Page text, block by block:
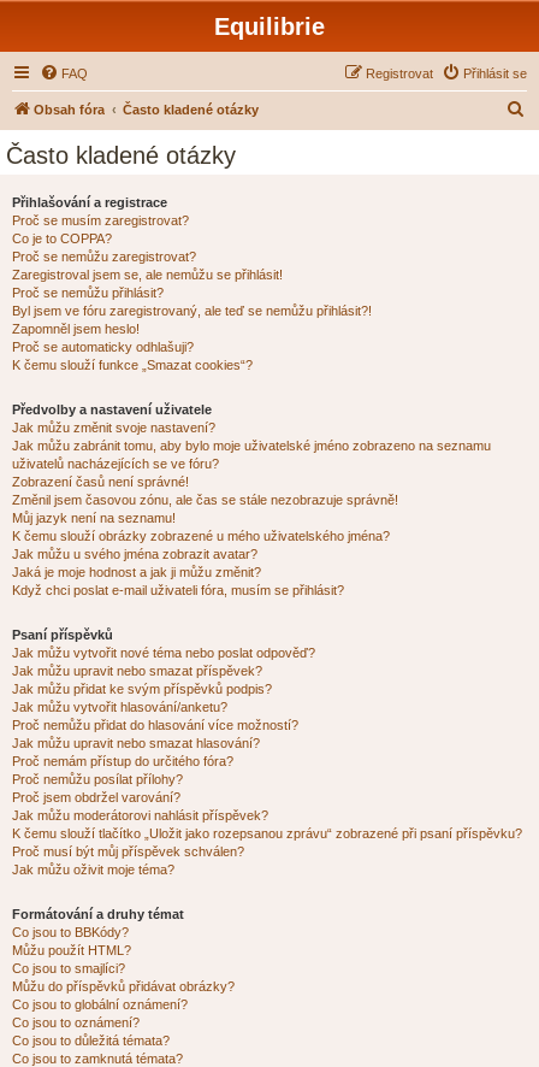
Equilibrie
FAQ Přihlásit se
Registrovat
Obsah fóra Často kladené otázky
Často kladené otázky
Přihlašování a registrace
Proč se musím zaregistrovat?
Co je to COPPA?
Proč se nemůžu zaregistrovat?
Zaregistroval jsem se, ale nemůžu se přihlásit!
Proč se nemůžu přihlásit?
Byl jsem ve fóru zaregistrovaný, ale teď se nemůžu přihlásit?!
Zapomněl jsem heslo!
Proč se automaticky odhlašuji?
K čemu slouží funkce „Smazat cookies“?
Předvolby a nastavení uživatele
Jak můžu změnit svoje nastavení?
Jak můžu zabránit tomu, aby bylo moje uživatelské jméno zobrazeno na seznamu
uživatelů nacházejících se ve fóru?
Zobrazení časů není správné!
Změnil jsem časovou zónu, ale čas se stále nezobrazuje správně!
Můj jazyk není na seznamu!
K čemu slouží obrázky zobrazené u mého uživatelského jména?
Jak můžu u svého jména zobrazit avatar?
Jaká je moje hodnost a jak ji můžu změnit?
Když chci poslat e-mail uživateli fóra, musím se přihlásit?
Psaní příspěvků
Jak můžu vytvořit nové téma nebo poslat odpověď?
Jak můžu upravit nebo smazat příspěvek?
Jak můžu přidat ke svým příspěvků podpis?
Jak můžu vytvořit hlasování/anketu?
Proč nemůžu přidat do hlasování více možností?
Jak můžu upravit nebo smazat hlasování?
Proč nemám přístup do určitého fóra?
Proč nemůžu posílat přílohy?
Proč jsem obdržel varování?
Jak můžu moderátorovi nahlásit příspěvek?
K čemu slouží tlačítko „Uložit jako rozepsanou zprávu“ zobrazené při psaní příspěvku?
Proč musí být můj příspěvek schválen?
Jak můžu oživit moje téma?
Formátování a druhy témat
Co jsou to BBKódy?
Můžu použít HTML?
Co jsou to smajlíci?
Můžu do příspěvků přidávat obrázky?
Co jsou to globální oznámení?
Co jsou to oznámení?
Co jsou to důležitá témata?
Co jsou to zamknutá témata?